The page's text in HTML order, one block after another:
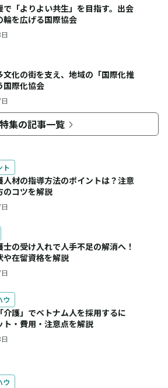
で「よりよい共生」を目指す。出会
輪を広げる国際協会
文化の街を支え、地域の「国際化推
国際化協会
特集の記事一覧
ト
人材の指導方法のポイントは？注意
のコツを解説
士の受け入れで人手不足の解消へ！
や在留資格を解説
ウ
介護」でベトナム人を採用するに
ト・費用・注意点を解説
ウ